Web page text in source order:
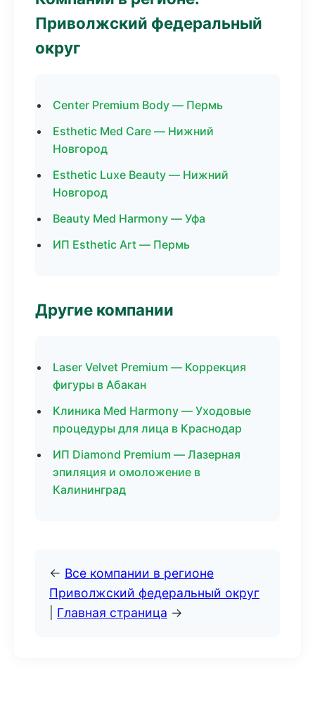
Приволжский федеральный
округ
Center Premium Body — Пермь
Esthetic Med Care — Нижний
Новгород
Esthetic Luxe Beauty — Нижний
Новгород
Beauty Med Harmony — Уфа
ИП Esthetic Art — Пермь
Другие компании
Laser Velvet Premium — Коррекция
фигуры в Абакан
Клиника Med Harmony — Уходовые
процедуры для лица в Краснодар
ИП Diamond Premium — Лазерная
эпиляция и омоложение в
Калининград
← Все компании в регионе
Приволжский федеральный округ
Главная страница →